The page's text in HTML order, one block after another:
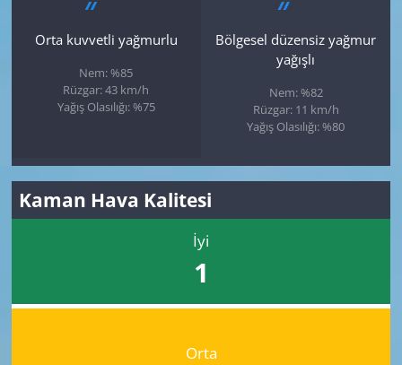
Orta kuvvetli yağmurlu
Nem: %85
Rüzgar: 43 km/h
Yağış Olasılığı: %75
Bölgesel düzensiz yağmur
yağışlı
Nem: %82
Rüzgar: 11 km/h
Yağış Olasılığı: %80
Kaman Hava Kalitesi
İyi
1
Orta